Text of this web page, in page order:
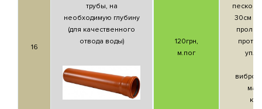
16
трубы, на
необходимую глубину
(для качественного
отвода воды)
120грн,
м.пог
песком,
30см с